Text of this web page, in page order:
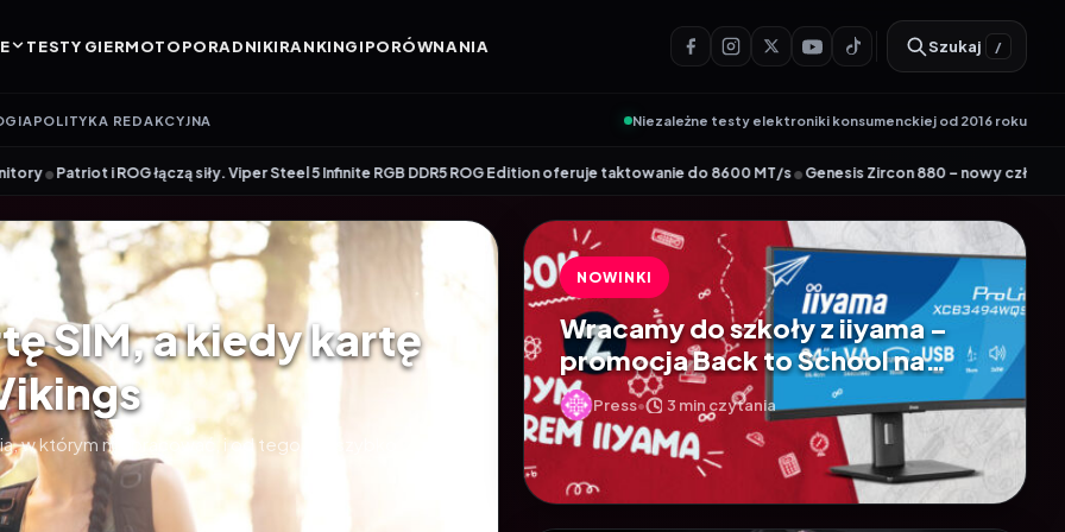
TESTY GIERMOTOPORADNIKIRANKINGIPORÓWNANIA Szukaj /
POLITYKA REDAKCYJNA Niezależne testy elektroniki konsumenckiej od 2016 roku
Viper Steel 5 Infinite RGB DDR5 ROG Edition oferuje taktowanie do 8600 MT/s•Genesis Zircon 880 – nowy członek kultowej linii•Wydajny
SIM, a kiedy kartę
w którym ma pracować, i od tego, jak szybko
NOWINKI
Wracamy do szkoły z iiyama –
promocja Back to School na
wybrane monitory
Press• 3 min czytania